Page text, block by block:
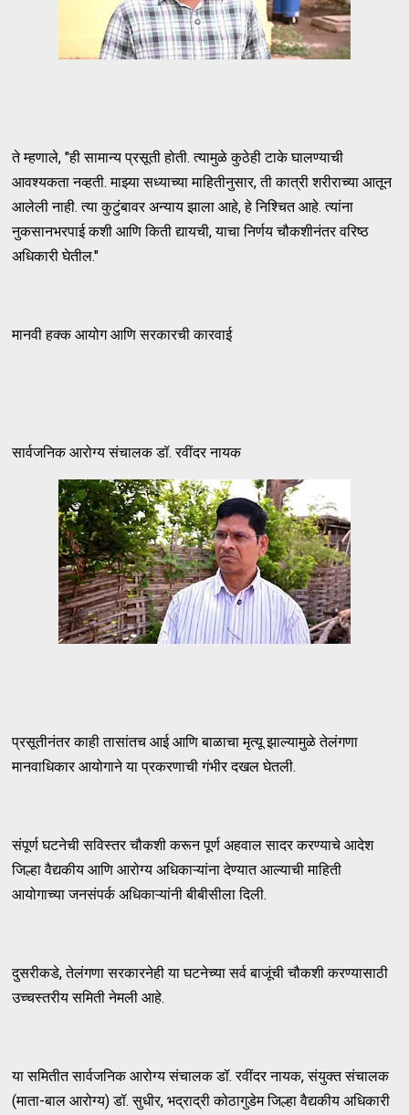
ते म्हणाले, "ही सामान्य प्रसूती होती. त्यामुळे कुठेही टाके घालण्याची
आवश्यकता नव्हती. माझ्या सध्याच्या माहितीनुसार, ती कात्री शरीराच्या आतून
आलेली नाही. त्या कुटुंबावर अन्याय झाला आहे, हे निश्चित आहे. त्यांना
नुकसानभरपाई कशी आणि किती द्यायची, याचा निर्णय चौकशीनंतर वरिष्ठ
अधिकारी घेतील."
मानवी हक्क आयोग आणि सरकारची कारवाई
सार्वजनिक आरोग्य संचालक डॉ. रवींदर नायक
प्रसूतीनंतर काही तासांतच आई आणि बाळाचा मृत्यू झाल्यामुळे तेलंगणा
मानवाधिकार आयोगाने या प्रकरणाची गंभीर दखल घेतली.
संपूर्ण घटनेची सविस्तर चौकशी करून पूर्ण अहवाल सादर करण्याचे आदेश
जिल्हा वैद्यकीय आणि आरोग्य अधिकाऱ्यांना देण्यात आल्याची माहिती
आयोगाच्या जनसंपर्क अधिकाऱ्यांनी बीबीसीला दिली.
दुसरीकडे, तेलंगणा सरकारनेही या घटनेच्या सर्व बाजूंची चौकशी करण्यासाठी
उच्चस्तरीय समिती नेमली आहे.
या समितीत सार्वजनिक आरोग्य संचालक डॉ. रवींदर नायक, संयुक्त संचालक
(माता-बाल आरोग्य) डॉ. सुधीर, भद्राद्री कोठागुडेम जिल्हा वैद्यकीय अधिकारी